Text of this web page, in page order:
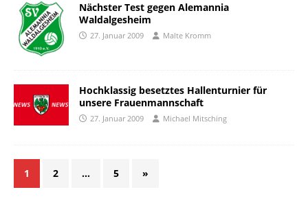
Nächster Test gegen Alemannia
Waldalgesheim
27. Januar 2009 Malte Kromm
Hochklassig besetztes Hallenturnier für
unsere Frauenmannschaft
27. Januar 2009 Michael Mitsching
1 2 … 5 »